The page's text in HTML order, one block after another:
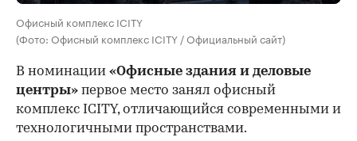
Офисный комплекс ICITY
(Фото: Офисный комплекс ICITY / Официальный сайт)
В номинации «Офисные здания и деловые
центры» первое место занял офисный
комплекс ICITY, отличающийся современными и
технологичными пространствами.